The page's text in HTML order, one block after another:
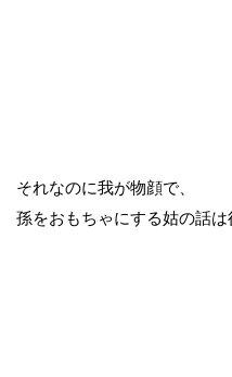
それなのに我が物顔で、
孫をおもちゃにする姑の話は